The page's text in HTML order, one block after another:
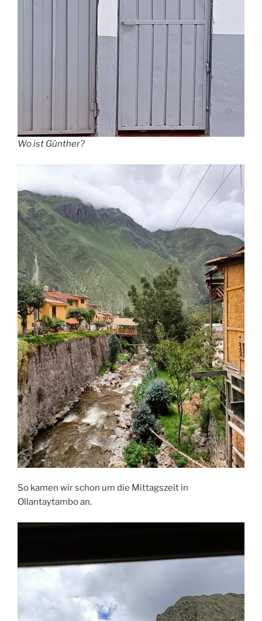
Wo ist Günther?
So kamen wir schon um die Mittagszeit in
Ollantaytambo an.